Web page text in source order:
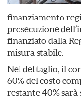
finanziamento
prosecuzione
finanziato dalla
misura stabile.
Nel dettaglio, il
60% del costo
restante 40%